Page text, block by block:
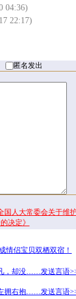
04:36)
22:17)
匿名发出
国人大常委会关于维
决定》
情侣宝贝双栖双宿！
，却没……发送言语
拥右抱……发送言语